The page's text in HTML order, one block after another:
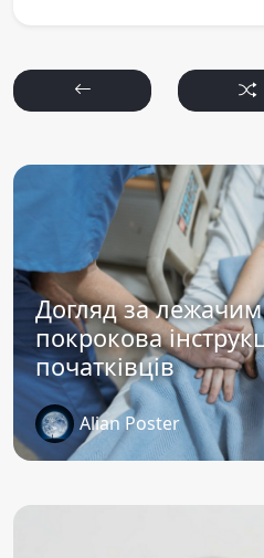
Догляд за
покрокова
початківців
Alian Poster